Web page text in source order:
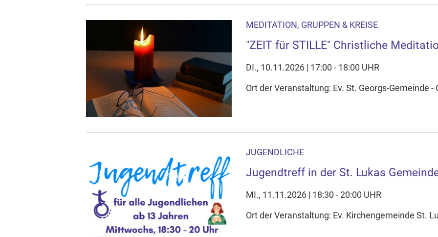
MEDITATION, GRUPPEN & KREISE
"ZEIT für STILLE" Christliche
DI., 10.11.2026 | 17:00 - 18:00 UHR
Ort der Veranstaltung: Ev. St. Georgs-Gemeinde -
JUGENDLICHE
Jugendtreff in der St. Lukas
MI., 11.11.2026 | 18:30 - 20:00 UHR
Ort der Veranstaltung: Ev. Kirchengemeinde St.